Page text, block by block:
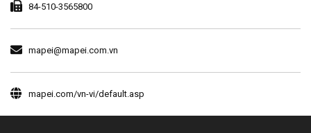
84-510-3565800
mapei@mapei.com.vn
mapei.com/vn-vi/default.asp